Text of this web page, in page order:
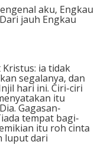
aku, Engkau
Dari jauh Engkau
ia tidak
segalanya, dan
hari ini. Ciri-ciri
itu
Gagasan-
tempat bagi-
itu roh cinta
luput dari